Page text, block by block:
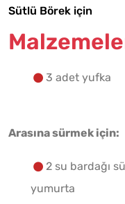
Sütlü Börek için
3 adet yufka
Arasına sürmek için:
2 su bardağı
yumurta